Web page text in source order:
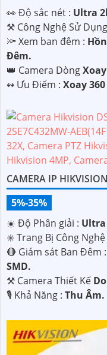
️👀 Độ sắc nét : Ultra
⚒ Công Nghệ Sử
🔦 Xem ban đêm :
Đêm.
👑 Camera Dòng
️↭ Ưu Điểm : Xoay
CAMERA IP
5%-35%
☀️ Độ Phân giải : Ultra
✳️ Trang Bị Công Nghệ
🔴 Giám sát Ban Đêm :
SMD.
⚒ Camera Thiết Kế
️🎙 Khả Năng : Thu Âm.